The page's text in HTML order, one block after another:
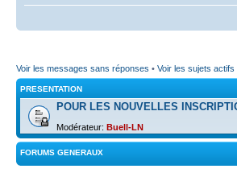
Voir les messages sans réponses • Voir les sujets actifs
PRESENTATION
POUR LES NOUVELLES
Modérateur: Buell-LN
FORUMS GENERAUX